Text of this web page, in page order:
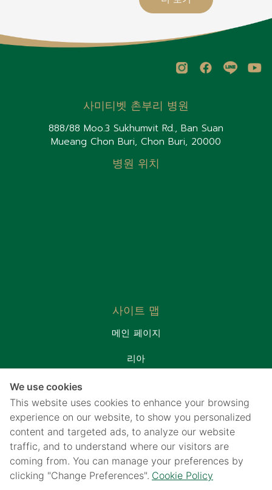
사미티벳 촌부리 병원
888/88 Moo.3 Sukhumvit Rd., Ban Suan
Mueang Chon Buri, Chon Buri, 20000
병원 위치
사이트 맵
메인 페이지
리아
연락처
웹사이트에 대해
개인 정보 보호 고지
쿠키 정책
개인 정보 보호 고지를 위해 CCTV 사용
We use cookies
This website uses cookies to enhance your browsing
experience on our website, to show you personalized
content and targeted ads, to analyze our website
traffic, and to understand where our visitors are
coming from. You can manage your preferences by
clicking "Change Preferences". Cookie Policy